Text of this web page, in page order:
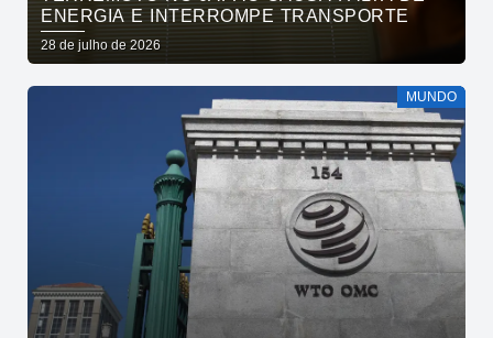
ENERGIA E INTERROMPE TRANSPORTE
28 de julho de 2026
MUNDO